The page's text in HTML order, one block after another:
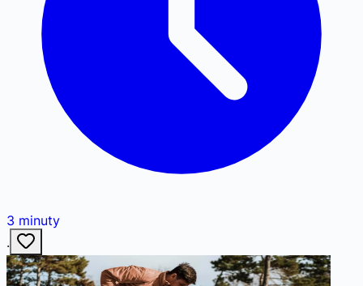
3 minuty
·